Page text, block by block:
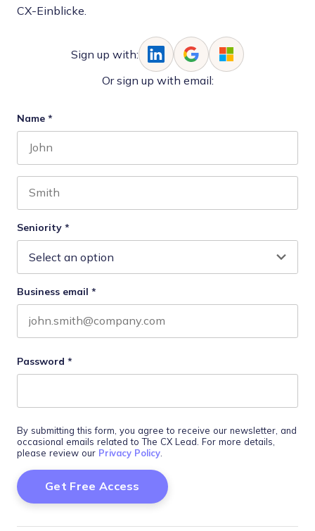
CX-Einblicke.
Sign up with:
Or sign up with email:
Name *
Seniority *
Business email *
Password *
By submitting this form, you agree to receive our newsletter, and
occasional emails related to The CX Lead. For more details,
please review our Privacy Policy.